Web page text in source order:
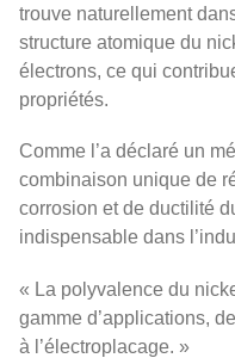
trouve naturellement
structure atomique du
électrons, ce qui
propriétés.
Comme l’a déclaré un
combinaison unique de
corrosion et de ductilité
indispensable dans
« La polyvalence du
gamme d’applications,
à l’électroplacage. »